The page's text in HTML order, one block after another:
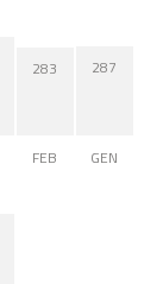
283
FEB
287
GEN